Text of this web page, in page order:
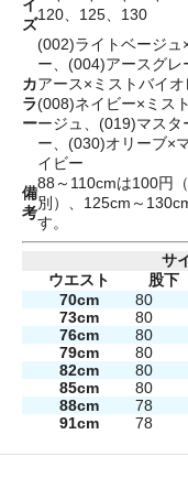
イ
ズ
120、125、130
カ
ラ
ー
(002)ライトベージ
ー、(004)アースグ
アース×ミストバイ
(008)ネイビー×ミス
ージュ、(019)マス
ー、(030)オリーブ×
イビー
備
考
88～110cmは100円
別）、125cm～
す。
サ
ウエスト
股下
70cm
80
73cm
80
76cm
80
79cm
80
82cm
80
85cm
80
88cm
78
91cm
78